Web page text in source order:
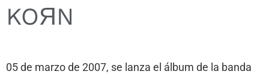
KOЯN
05 de marzo de 2007, se lanza el álbum de la banda